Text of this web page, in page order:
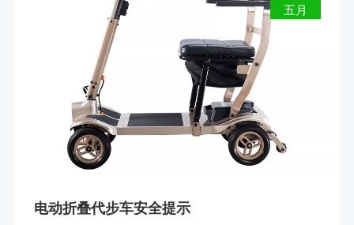
五月
电动折叠代步车安全提示